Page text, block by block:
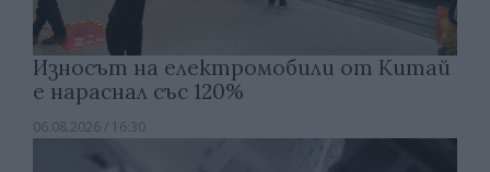
Износът на електромобили от Китай
е нараснал със 120%
06.08.2026 / 16:30